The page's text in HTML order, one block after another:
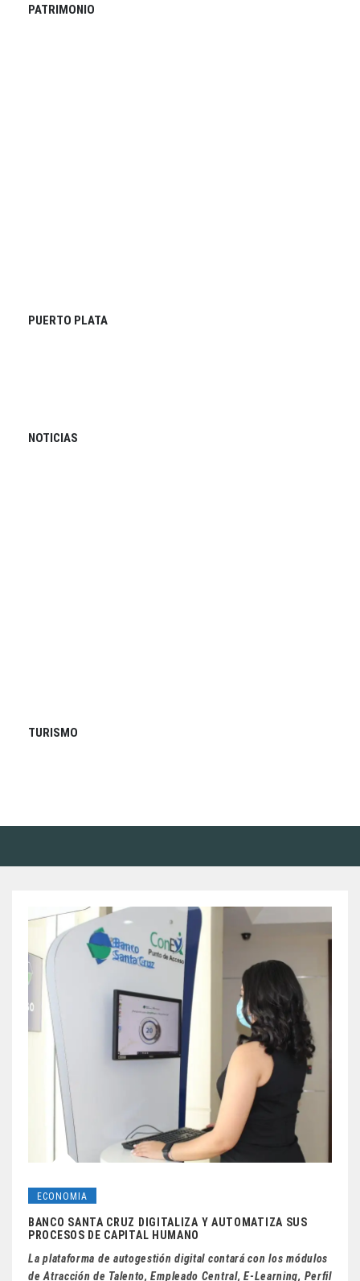
PATRIMONIO
PUERTO PLATA
NOTICIAS
TURISMO
ECONOMIA
BANCO SANTA CRUZ DIGITALIZA Y AUTOMATIZA SUS
PROCESOS DE CAPITAL HUMANO
La plataforma de autogestión digital contará con los módulos
de Atracción de Talento, Empleado Central, E-Learning, Perfil